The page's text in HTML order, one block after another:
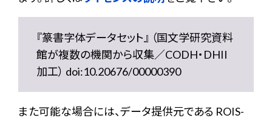
『篆書字体データセット』 （国文学研究資料
館が複数の機関から収集／CODH・DHII
加工） doi:10.20676/00000390
また可能な場合には、データ提供元である ROIS-